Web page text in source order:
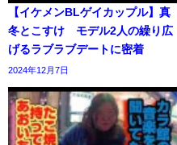
【イケメンBLゲイカップル】真
冬とこすけ モデル2人の繰り広
げるラブラブデートに密着
2024年12月7日